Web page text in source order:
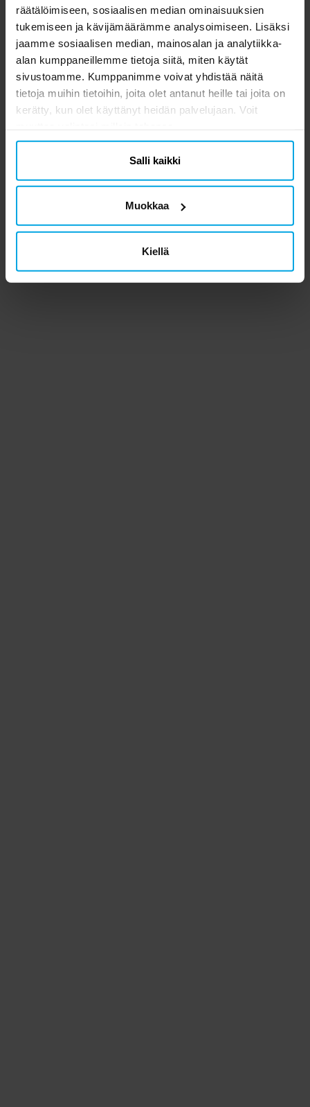
räätälöimiseen, sosiaalisen median ominaisuuksien
tukemiseen ja kävijämäärämme analysoimiseen. Lisäksi
jaamme sosiaalisen median, mainosalan ja analytiikka-
alan kumppaneillemme tietoja siitä, miten käytät
sivustoamme. Kumppanimme voivat yhdistää näitä
tietoja muihin tietoihin, joita olet antanut heille tai joita on
kerätty, kun olet käyttänyt heidän palvelujaan. Voit
Salli kaikki
Muokkaa
Kiellä